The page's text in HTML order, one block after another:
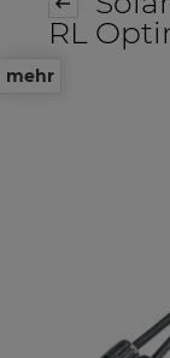
mehr
RL